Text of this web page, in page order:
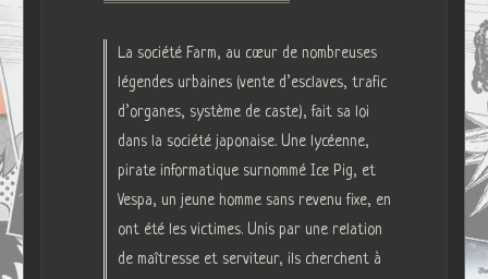
La société Farm, au cœur de nombreuses
légendes urbaines (vente d’esclaves, trafic
d’organes, système de caste), fait sa loi
dans la société japonaise. Une lycéenne,
pirate informatique surnommé Ice Pig, et
Vespa, un jeune homme sans revenu fixe, en
ont été les victimes. Unis par une relation
de maîtresse et serviteur, ils cherchent à